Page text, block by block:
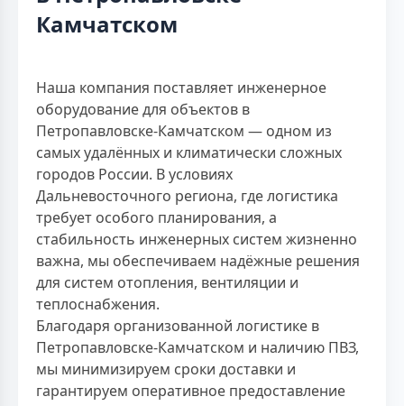
Камчатском
Наша компания поставляет инженерное
оборудование для объектов в
Петропавловске-Камчатском — одном из
самых удалённых и климатически сложных
городов России. В условиях
Дальневосточного региона, где логистика
требует особого планирования, а
стабильность инженерных систем жизненно
важна, мы обеспечиваем надёжные решения
для систем отопления, вентиляции и
теплоснабжения.
Благодаря организованной логистике в
Петропавловске-Камчатском и наличию ПВЗ,
мы минимизируем сроки доставки и
гарантируем оперативное предоставление